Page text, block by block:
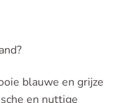
blauwe en grijze
en nuttige